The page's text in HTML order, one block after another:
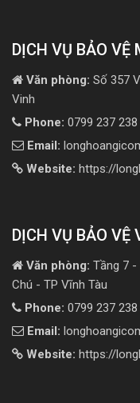
DỊCH VỤ BẢO VỆ
Văn phòng: Số 357
Vinh
Phone: 0799 237 238
Email:
Website: https://
DỊCH VỤ BẢO VỆ
Văn phòng: Tầng 7 -
Chú - TP Vĩnh Tàu
Phone: 0799 237 238
Email:
Website: https://